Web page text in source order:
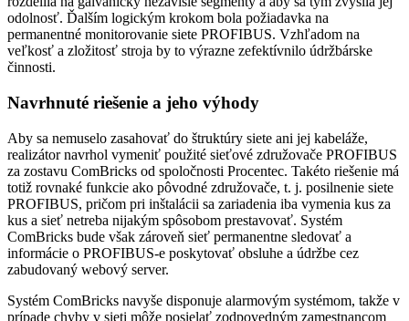
odolnosť. Ďalším logickým krokom bola požiadavka na
permanentné monitorovanie siete PROFIBUS. Vzhľadom na
veľkosť a zložitosť stroja by to výrazne zefektívnilo údržbárske
činnosti.
Navrhnuté riešenie a jeho výhody
Aby sa nemuselo zasahovať do štruktúry siete ani jej kabeláže,
realizátor navrhol vymeniť použité sieťové združovače PROFIBUS
za zostavu ComBricks od spoločnosti Procentec. Takéto riešenie má
totiž rovnaké funkcie ako pôvodné združovače, t. j. posilnenie siete
PROFIBUS, pričom pri inštalácii sa zariadenia iba vymenia kus za
kus a sieť netreba nijakým spôsobom prestavovať. Systém
ComBricks bude však zároveň sieť permanentne sledovať a
informácie o PROFIBUS-e poskytovať obsluhe a údržbe cez
zabudovaný webový server.
Systém ComBricks navyše disponuje alarmovým systémom, takže v
prípade chyby v sieti môže posielať zodpovedným zamestnancom